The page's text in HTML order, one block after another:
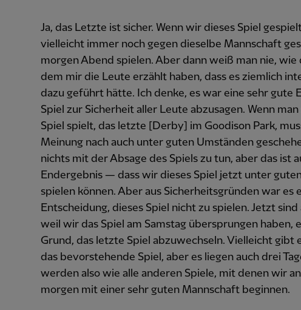
Ja, das Letzte ist sicher. Wenn wir dieses Spiel
vielleicht immer noch gegen dieselbe Mannschaft
morgen Abend spielen. Aber dann weiß man nie, wie
dem mir die Leute erzählt haben, dass es ziemlich
dazu geführt hätte. Ich denke, es war eine sehr gute
Spiel zur Sicherheit aller Leute abzusagen. Wenn
Spiel spielt, das letzte [Derby] im Goodison Park,
Meinung nach auch unter guten Umständen
nichts mit der Absage des Spiels zu tun, aber das ist
Endergebnis — dass wir dieses Spiel jetzt unter
spielen können. Aber aus Sicherheitsgründen war es
Entscheidung, dieses Spiel nicht zu spielen. Jetzt
weil wir das Spiel am Samstag übersprungen haben,
Grund, das letzte Spiel abzuwechseln. Vielleicht gibt
das bevorstehende Spiel, aber es liegen auch drei
werden also wie alle anderen Spiele, mit denen wir
morgen mit einer sehr guten Mannschaft beginnen.